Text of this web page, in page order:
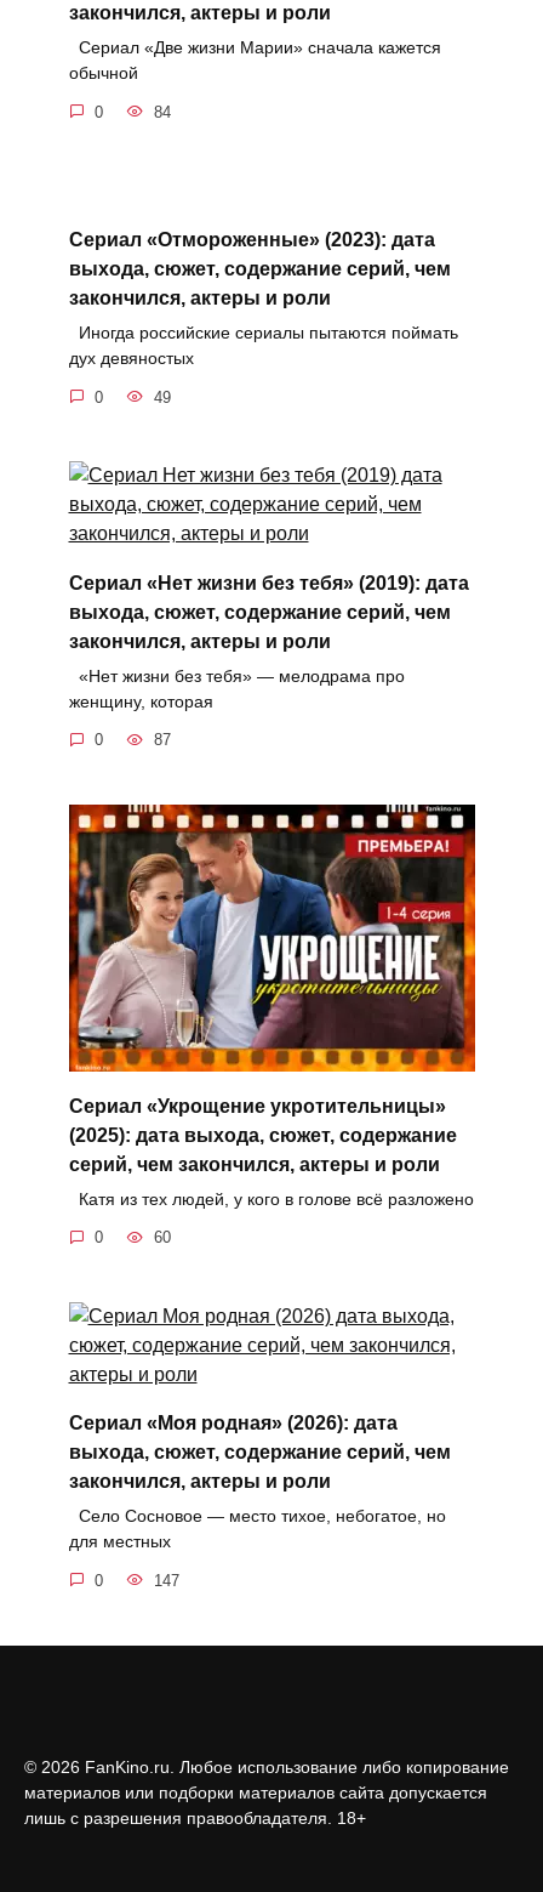
закончился, актеры и роли
Сериал «Две жизни Марии» сначала кажется
обычной
0 84
Сериал «Отмороженные» (2023): дата
выхода, сюжет, содержание серий, чем
закончился, актеры и роли
Иногда российские сериалы пытаются поймать
дух девяностых
0 49
Сериал «Нет жизни без тебя» (2019): дата
выхода, сюжет, содержание серий, чем
закончился, актеры и роли
«Нет жизни без тебя» — мелодрама про
женщину, которая
0 87
Сериал «Укрощение укротительницы»
(2025): дата выхода, сюжет, содержание
серий, чем закончился, актеры и роли
Катя из тех людей, у кого в голове всё разложено
0 60
Сериал «Моя родная» (2026): дата
выхода, сюжет, содержание серий, чем
закончился, актеры и роли
Село Сосновое — место тихое, небогатое, но
для местных
0 147
© 2026 FanKino.ru. Любое использование либо копирование
материалов или подборки материалов сайта допускается
лишь с разрешения правообладателя. 18+